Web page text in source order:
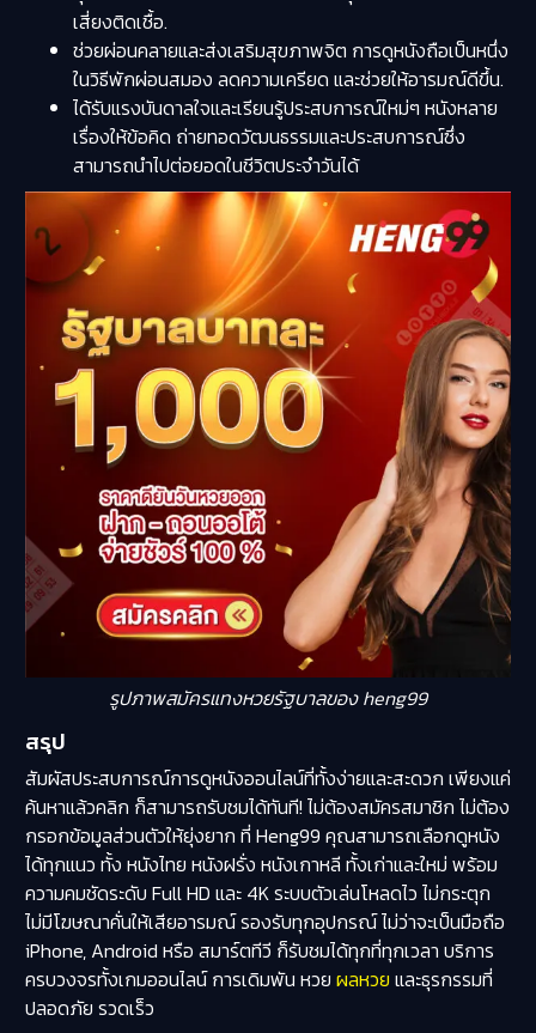
เสี่ยงติดเชื้อ.
ช่วยผ่อนคลายและส่งเสริมสุขภาพจิต การดูหนังถือเป็นหนึ่ง
ในวิธีพักผ่อนสมอง ลดความเครียด และช่วยให้อารมณ์ดีขึ้น.
ได้รับแรงบันดาลใจและเรียนรู้ประสบการณ์ใหม่ๆ หนังหลาย
เรื่องให้ข้อคิด ถ่ายทอดวัฒนธรรมและประสบการณ์ซึ่ง
สามารถนำไปต่อยอดในชีวิตประจำวันได้
รูปภาพสมัครแทงหวยรัฐบาลของ heng99
สรุป
สัมผัสประสบการณ์การดูหนังออนไลน์ที่ทั้งง่ายและสะดวก เพียงแค่
ค้นหาแล้วคลิก ก็สามารถรับชมได้ทันที! ไม่ต้องสมัครสมาชิก ไม่ต้อง
กรอกข้อมูลส่วนตัวให้ยุ่งยาก ที่ Heng99 คุณสามารถเลือกดูหนัง
ได้ทุกแนว ทั้ง หนังไทย หนังฝรั่ง หนังเกาหลี ทั้งเก่าและใหม่ พร้อม
ความคมชัดระดับ Full HD และ 4K ระบบตัวเล่นโหลดไว ไม่กระตุก
ไม่มีโฆษณาคั่นให้เสียอารมณ์ รองรับทุกอุปกรณ์ ไม่ว่าจะเป็นมือถือ
iPhone, Android หรือ สมาร์ตทีวี ก็รับชมได้ทุกที่ทุกเวลา บริการ
ครบวงจรทั้งเกมออนไลน์ การเดิมพัน หวย ผลหวย และธุรกรรมที่
ปลอดภัย รวดเร็ว